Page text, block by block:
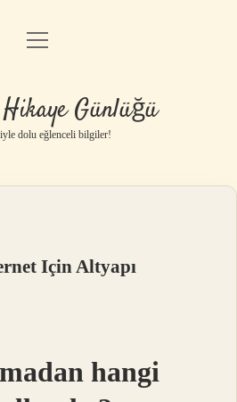
Anasayfa
Yasal Uyarı
menüyü
Günlüğü
dolu eğlenceli bilgiler!
Için Altyapı
hangi